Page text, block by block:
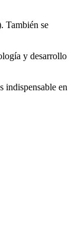
También se
y desarrollo
indispensable en